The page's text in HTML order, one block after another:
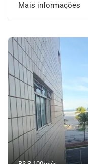
Mais informações